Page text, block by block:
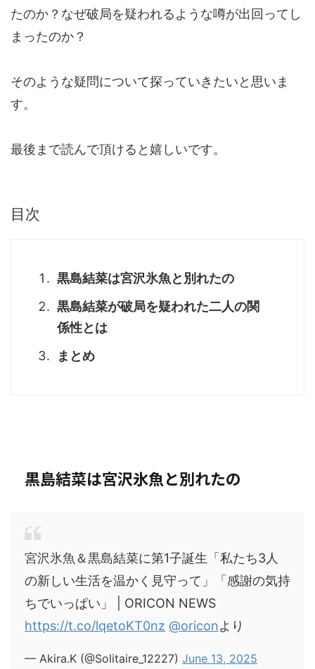
たのか？なぜ破局を疑われるような噂が出回ってし
まったのか？
そのような疑問について探っていきたいと思いま
す。
最後まで読んで頂けると嬉しいです。
目次
黒島結菜は宮沢氷魚と別れたの
黒島結菜が破局を疑われた二人の関
係性とは
まとめ
黒島結菜は宮沢氷魚と別れたの
宮沢氷魚＆黒島結菜に第1子誕生「私たち3人
の新しい生活を温かく見守って」「感謝の気持
ちでいっぱい」 | ORICON NEWS
https://t.co/lqetoKT0nz @oriconより
— Akira.K (@Solitaire_12227) June 13, 2025